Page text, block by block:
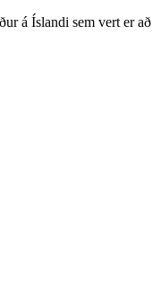
á Íslandi sem vert er að